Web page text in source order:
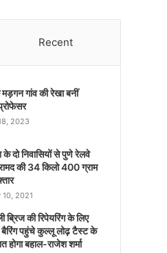
Recent
गांव की रेखा बनीं
2023
दो निवासियों से पुणे रेलवे
की 34 किलो 400 ग्राम
10, 2021
ब्रिज की रिपेयरिंग के लिए
पहुंचे कुल्लू लोढ़ टैस्ट के
होगा बहाल-राजेश शर्मा